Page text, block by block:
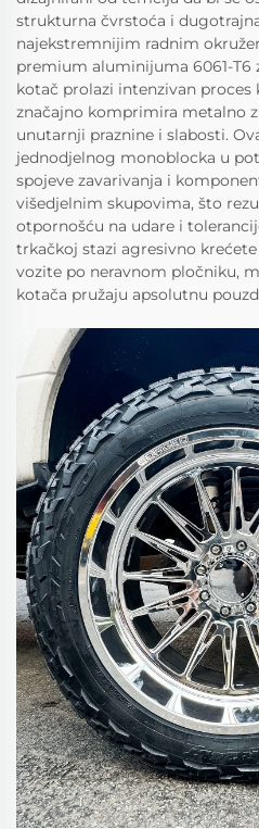
strukturna čvrstoća i
najekstremnijim radnim
premium aluminijuma 6061-T6
kotač prolazi intenzivan proces
značajno komprimira metalno
unutarnji praznine i slabosti.
jednodjelnog monoblocka u
spojeve zavarivanja i
višedjelnim skupovima, što
otpornošću na udare i
trkačkoj stazi agresivno
vozite po neravnom pločniku,
kotača pružaju apsolutnu